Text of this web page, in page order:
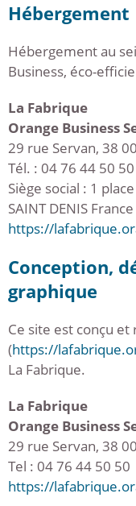
Hébergement
Hébergement au
Business, éco-
La Fabrique
Orange Business
29 rue Servan, 38
Tél. : 04 76 44 50 50
Siège social : 1
SAINT DENIS France
https://
Conception,
graphique
Ce site est conçu et
(https://
La Fabrique.
La Fabrique
Orange Business
29 rue Servan, 38
Tel : 04 76 44 50 50
https://